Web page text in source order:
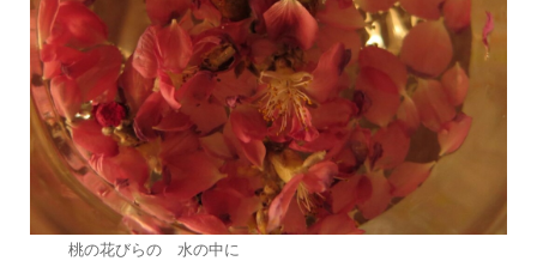
桃の花びらの 水の中に